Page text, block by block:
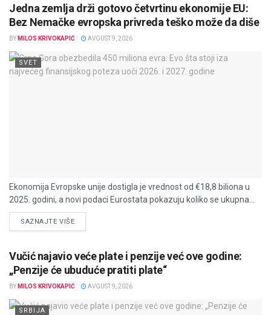
Jedna zemlja drži gotovo četvrtinu ekonomije EU:
Bez Nemačke evropska privreda teško može da diše
BY MILOS KRIVOKAPIĆ AVGUST 9, 2026
SVET
Ekonomija Evropske unije dostigla je vrednost od €18,8 biliona u
2025. godini, a novi podaci Eurostata pokazuju koliko se ukupna...
SAZNAJTE VIŠEDETAILS
Vučić najavio veće plate i penzije već ove godine:
„Penzije će ubuduće pratiti plate“
BY MILOS KRIVOKAPIĆ AVGUST 9, 2026
SRBIJA